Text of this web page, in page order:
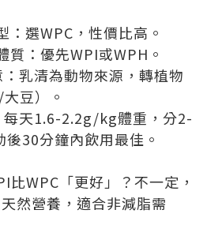
：選WPC，性價比高。
質：優先WPI或WPH。
乳清為動物來源，轉植物
豆）。
每天1.6-2.2g/kg體重，分2-
30分鐘內飲用最佳。
比WPC「更好」？不一定，
然營養，適合非減脂需